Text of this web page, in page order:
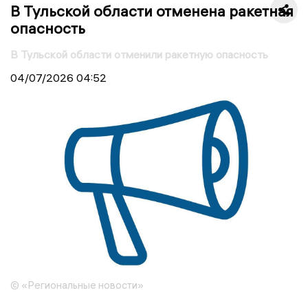
В Тульской области отменена ракетная
опасность
В Тульской области отменили ракетную опасность
04/07/2026 04:52
© «Региональные новости»